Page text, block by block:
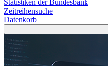
Statistiken der Bundesbank
Zeitreihensuche
Datenkorb